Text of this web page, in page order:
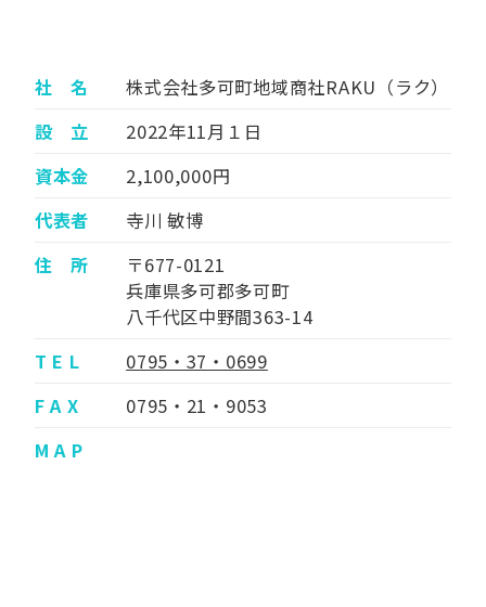
社 名
株式会社多可町地域商社RAKU（ラク）
設 立
2022年11月１日
資本金
2,100,000円
代表者
寺川 敏博
住 所
〒677-0121
兵庫県多可郡多可町
八千代区中野間363-14
T E L
0795・37・0699
F A X
0795・21・9053
M A P